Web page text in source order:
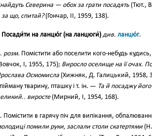
Северина — обох за грати посадять (Тют.,
за що, спитай?(Гончар, II, 1959, 138).
Посади́ти на ланцю́г (на ланцюги́) див. ланцю́г.
розм. Помістити або поселити кого-небудь
І, 1955, 175); Виросло оселище на її очах.
Осмомисла (Хижняк, Д. Галицький, 1958,
тварину, пташку і т. ін. — Та й посаджу його
виросте(Мирний, І, 1954, 168).
Помістити в гарячу піч для випікання,
помили руки, заслали столи скатертями